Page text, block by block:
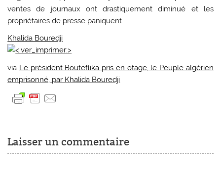
ventes de journaux ont drastiquement diminué et les
propriétaires de presse paniquent.
Khalida Bouredji
via Le président Bouteflika pris en otage, le Peuple algérien
emprisonné, par Khalida Bouredji
Laisser un commentaire